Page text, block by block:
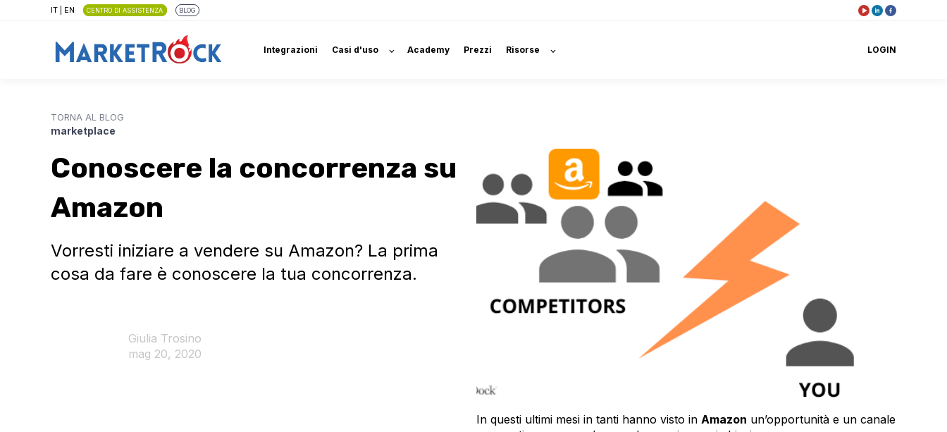
IT EN CENTRO DI ASSISTENZA BLOG
Integrazioni Casi d'uso Academy Prezzi Risorse LOGIN
TORNA AL BLOG
marketplace
Conoscere la concorrenza su
Amazon
Vorresti iniziare a vendere su Amazon? La prima
cosa da fare è conoscere la tua concorrenza.
Giulia Trosino
mag 20, 2020
In questi ultimi mesi in tanti hanno visto in Amazon un’opportunità e un canale